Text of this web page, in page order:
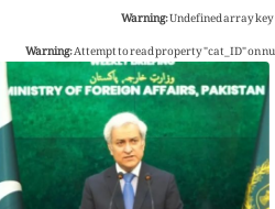
Warning: Undefined array
Warning: Attempt to read property "cat_ID" on